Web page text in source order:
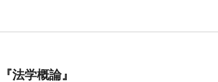
『法学概論』